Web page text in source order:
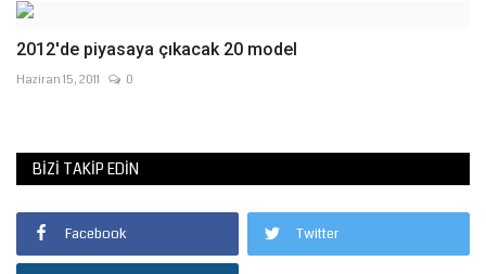
2012'de piyasaya çıkacak 20 model
Haziran 15, 2011 0
BIZI TAKIP EDIN
Facebook Twitter